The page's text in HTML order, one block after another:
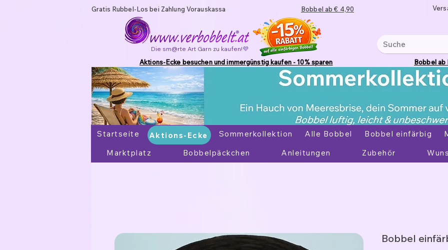
Gratis Rubbel-Los bei Zahlung Vorauskassa Bobbel ab € 4,90
Die sm@rte Art Garn zu kaufen!💜
Aktions-Ecke besuchen und immergünstig kaufen - 10% sparen Bobbel ab
Startseite Aktions-Ecke Sommerkollektion Alle Bobbel Bobbel einfärbig
Marktplatz
Bobbelpäckchen Anleitungen Zubehör
Aktions-Ecke
Bobbel